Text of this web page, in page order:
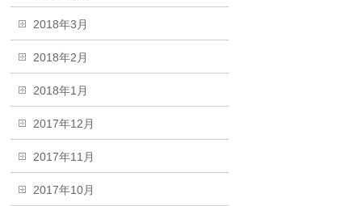
2018年3月
2018年2月
2018年1月
2017年12月
2017年11月
2017年10月